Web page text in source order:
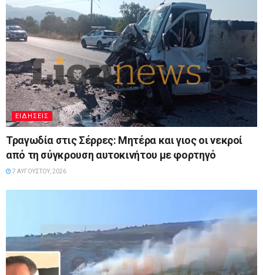
ΕΙΔΉΣΕΙΣ
Τραγωδία στις Σέρρες: Μητέρα και γιος οι νεκροί
από τη σύγκρουση αυτοκινήτου με φορτηγό
7 ΑΥΓΟΎΣΤΟΥ, 2026